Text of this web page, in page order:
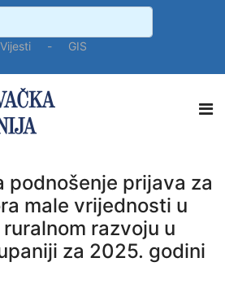
Vijesti- GIS
podnošenje prijava za
male vrijednosti u
razvoju u
za 2025. godini